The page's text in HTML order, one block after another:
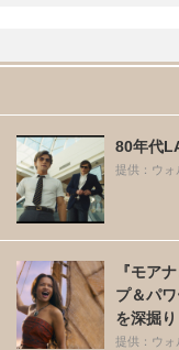
80年代
提供：ウォ
『モア
プ＆パ
を深掘り
提供：ウォ